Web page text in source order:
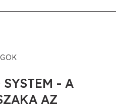
- A
AZ